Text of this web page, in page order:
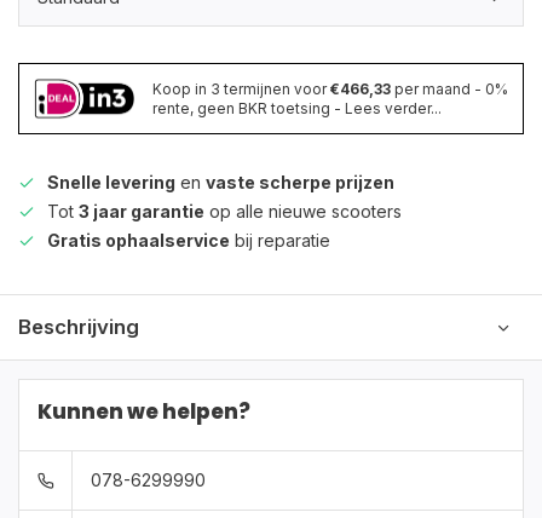
Koop in 3 termijnen voor€466,33 per maand - 0%
rente, geen BKR toetsing - Lees verder...
Snelle levering en vaste scherpe prijzen
Tot 3 jaar garantie op alle nieuwe scooters
Gratis ophaalservice bij reparatie
Beschrijving
Kunnen we helpen?
078-6299990